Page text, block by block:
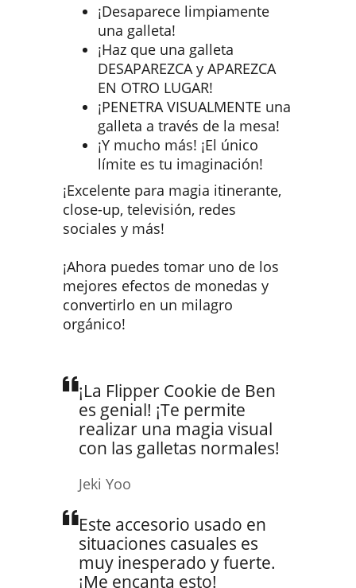
¡Desaparece limpiamente
una galleta!
¡Haz que una galleta
DESAPAREZCA y APAREZCA
EN OTRO LUGAR!
¡PENETRA VISUALMENTE una
galleta a través de la mesa!
¡Y mucho más! ¡El único
límite es tu imaginación!
¡Excelente para magia itinerante,
close-up, televisión, redes
sociales y más!
¡Ahora puedes tomar uno de los
mejores efectos de monedas y
convertirlo en un milagro
orgánico!
¡La Flipper Cookie de Ben
es genial! ¡Te permite
realizar una magia visual
con las galletas normales!
Jeki Yoo
Este accesorio usado en
situaciones casuales es
muy inesperado y fuerte.
¡Me encanta esto!